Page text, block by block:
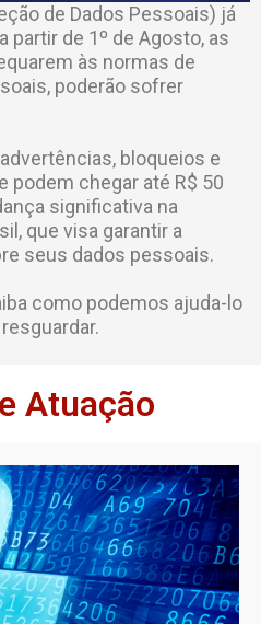
de Dados Pessoais) já
partir de 1º de Agosto, as
às normas de
poderão sofrer
bloqueios e
podem chegar até R$ 50
significativa na
que visa garantir a
seus dados pessoais.
como podemos ajuda-lo
Atuação